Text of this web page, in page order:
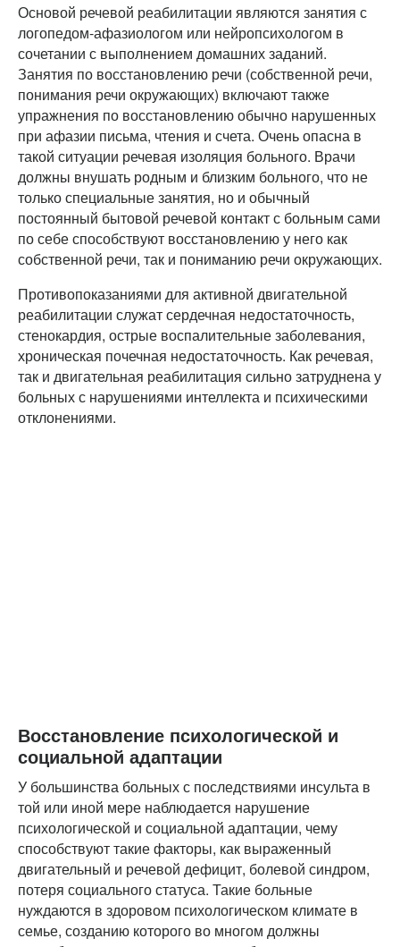
Основой речевой реабилитации являются занятия с
логопедом-афазиологом или нейропсихологом в
сочетании с выполнением домашних заданий.
Занятия по восстановлению речи (собственной речи,
понимания речи окружающих) включают также
упражнения по восстановлению обычно нарушенных
при афазии письма, чтения и счета. Очень опасна в
такой ситуации речевая изоляция больного. Врачи
должны внушать родным и близким больного, что не
только специальные занятия, но и обычный
постоянный бытовой речевой контакт с больным сами
по себе способствуют восстановлению у него как
собственной речи, так и пониманию речи окружающих.
Противопоказаниями для активной двигательной
реабилитации служат сердечная недостаточность,
стенокардия, острые воспалительные заболевания,
хроническая почечная недостаточность. Как речевая,
так и двигательная реабилитация сильно затруднена у
больных с нарушениями интеллекта и психическими
отклонениями.
Восстановление психологической и
социальной адаптации
У большинства больных с последствиями инсульта в
той или иной мере наблюдается нарушение
психологической и социальной адаптации, чему
способствуют такие факторы, как выраженный
двигательный и речевой дефицит, болевой синдром,
потеря социального статуса. Такие больные
нуждаются в здоровом психологическом климате в
семье, созданию которого во многом должны